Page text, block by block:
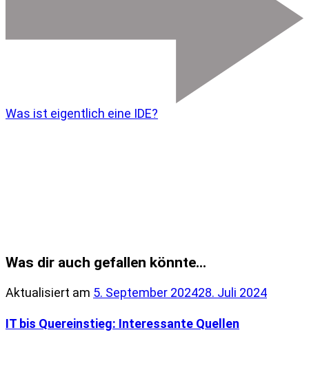
Was ist eigentlich eine IDE?
Was dir auch gefallen könnte...
Aktualisiert am 5. September 202428. Juli 2024
IT bis Quereinstieg: Interessante Quellen